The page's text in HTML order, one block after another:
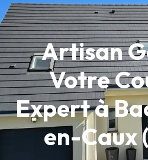
Artisan
Votre
Expert à
en-Caux